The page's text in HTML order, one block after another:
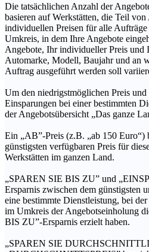
Die tatsächlichen Anzahl der
basieren auf Werkstätten, die Teil
individuellen Preisen für alle
Umkreis, in dem Ihre Angebote
Angebote, Ihr individueller Preis und
Automarke, Modell, Baujahr und an
Auftrag ausgeführt werden soll
Um den niedrigstmöglichen Preis
Einsparungen bei einer bestimmten
der Angebotsübersicht „Das ganze
Ein „AB”-Preis (z.B. „ab 150 Euro“)
günstigsten verfügbaren Preis für
Werkstätten im ganzen Land.
„SPAREN SIE BIS ZU” und
Ersparnis zwischen dem günstigsten
eine bestimmte Dienstleistung, bei
im Umkreis der Angebotseinholung
BIS ZU”-Ersparnis erzielt haben.
„SPAREN SIE